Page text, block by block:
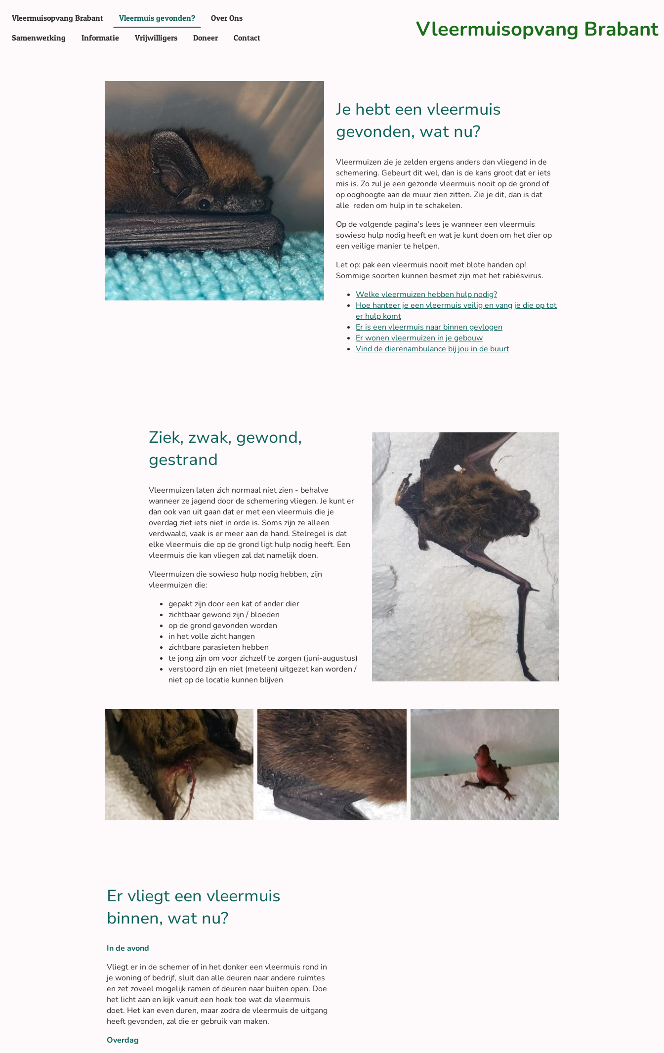
Vleermuisopvang Brabant Vleermuis gevonden?
Over Ons
Samenwerking
Informatie Vrijwilligers Doneer Contact Vleermuisopvang Brabant
Je hebt een vleermuis
gevonden, wat nu?
Vleermuizen zie je zelden ergens anders dan vliegend in de
schemering. Gebeurt dit wel, dan is de kans groot dat er iets
mis is. Zo zul je een gezonde vleermuis nooit op de grond of
op ooghoogte aan de muur zien zitten. Zie je dit, dan is dat
alle reden om hulp in te schakelen.
Op de volgende pagina's lees je wanneer een vleermuis
sowieso hulp nodig heeft en wat je kunt doen om het dier op
een veilige manier te helpen.
Let op: pak een vleermuis nooit met blote handen op!
Sommige soorten kunnen besmet zijn met het rabiësvirus.
Welke vleermuizen hebben hulp nodig?
Hoe hanteer je een vleermuis veilig en vang je die op tot
er hulp komt
Er is een vleermuis naar binnen gevlogen
Er wonen vleermuizen in je gebouw
Vind de dierenambulance bij jou in de buurt
Ziek, zwak, gewond,
gestrand
Vleermuizen laten zich normaal niet zien - behalve
wanneer ze jagend door de schemering vliegen. Je kunt er
dan ook van uit gaan dat er met een vleermuis die je
overdag ziet iets niet in orde is. Soms zijn ze alleen
verdwaald, vaak is er meer aan de hand. Stelregel is dat
elke vleermuis die op de grond ligt hulp nodig heeft. Een
vleermuis die kan vliegen zal dat namelijk doen.
Vleermuizen die sowieso hulp nodig hebben, zijn
vleermuizen die:
gepakt zijn door een kat of ander dier
zichtbaar gewond zijn / bloeden
op de grond gevonden worden
in het volle zicht hangen
zichtbare parasieten hebben
te jong zijn om voor zichzelf te zorgen (juni-augustus)
verstoord zijn en niet (meteen) uitgezet kan worden /
niet op de locatie kunnen blijven
Er vliegt een vleermuis
binnen, wat nu?
In de avond
Vliegt er in de schemer of in het donker een vleermuis rond in
je woning of bedrijf, sluit dan alle deuren naar andere ruimtes
en zet zoveel mogelijk ramen of deuren naar buiten open. Doe
het licht aan en kijk vanuit een hoek toe wat de vleermuis
doet. Het kan even duren, maar zodra de vleermuis de uitgang
heeft gevonden, zal die er gebruik van maken.
Overdag